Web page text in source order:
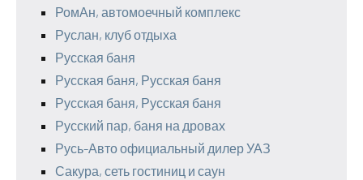
РомАн, автомоечный комплекс
Руслан, клуб отдыха
Русская баня
Русская баня, Русская баня
Русская баня, Русская баня
Русский пар, баня на дровах
Русь-Авто официальный дилер УАЗ
Сакура, сеть гостиниц и саун